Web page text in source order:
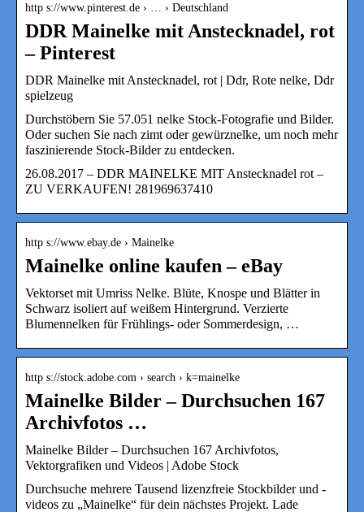
http s://www.pinterest.de › … › Deutschland
DDR Mainelke mit Anstecknadel, rot
– Pinterest
DDR Mainelke mit Anstecknadel, rot | Ddr, Rote nelke, Ddr
spielzeug
Durchstöbern Sie 57.051 nelke Stock-Fotografie und Bilder.
Oder suchen Sie nach zimt oder gewürznelke, um noch mehr
faszinierende Stock-Bilder zu entdecken.
26.08.2017 – DDR MAINELKE MIT Anstecknadel rot –
ZU VERKAUFEN! 281969637410
http s://www.ebay.de › Mainelke
Mainelke online kaufen – eBay
Vektorset mit Umriss Nelke. Blüte, Knospe und Blätter in
Schwarz isoliert auf weißem Hintergrund. Verzierte
Blumennelken für Frühlings- oder Sommerdesign, …
http s://stock.adobe.com › search › k=mainelke
Mainelke Bilder – Durchsuchen 167
Archivfotos …
Mainelke Bilder – Durchsuchen 167 Archivfotos,
Vektorgrafiken und Videos | Adobe Stock
Durchsuche mehrere Tausend lizenzfreie Stockbilder und -
videos zu „Mainelke“ für dein nächstes Projekt. Lade